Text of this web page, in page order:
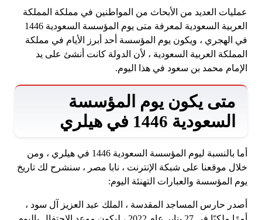
عمليات العديد من الأبحاث من المواطنين في مملكة المملكة
العربية السعودية لمعرفة متى يوم المؤسسة السعودية 1446
في الهجري ، ويكون يوم المؤسسة أحد أبرز الأيام في مملكة
المملكة العربية السعودية ، لأن الدولة كانت أنشئ على يد
الإمام محمد بن سعود في هذا اليوم.
متى يكون يوم المؤسسة
السعودية 1446 في هيلري
أما بالنسبة ليوم المؤسسة السعودية 1446 في هيلري ، ومن
خلال موقعنا على شبكة الإنترنت ، نابا مصر ، سنشرح لك تاريخ
يوم المؤسسة والعبارات التهنئة اليوم:
أصدر حارس المساجد المقدسة ، الملك عبد العزيز آل سود ،